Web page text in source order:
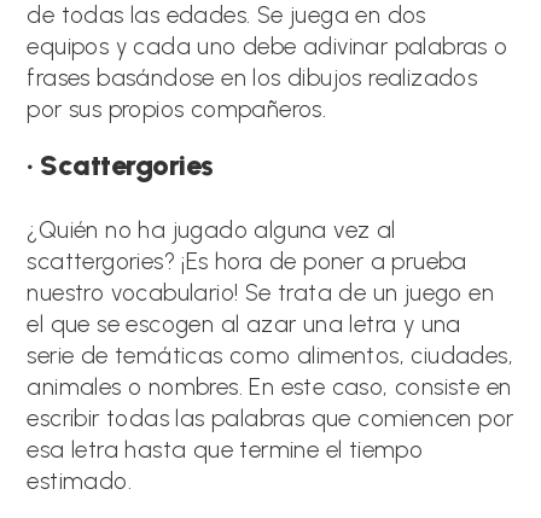
de todas las edades. Se juega en dos
equipos y cada uno debe adivinar palabras o
frases basándose en los dibujos realizados
por sus propios compañeros.
· Scattergories
¿Quién no ha jugado alguna vez al
scattergories? ¡Es hora de poner a prueba
nuestro vocabulario! Se trata de un juego en
el que se escogen al azar una letra y una
serie de temáticas como alimentos, ciudades,
animales o nombres. En este caso, consiste en
escribir todas las palabras que comiencen por
esa letra hasta que termine el tiempo
estimado.